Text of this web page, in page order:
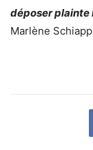
déposer plainte
Marlène